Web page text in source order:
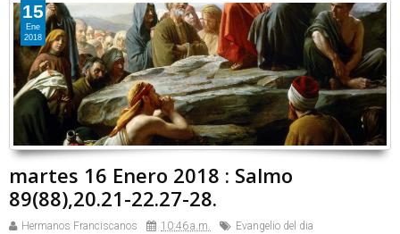
martes 16 Enero 2018 : Salmo
89(88),20.21-22.27-28.
Hermanos Franciscanos 10:46 a.m. Evangelio del dia
15
Ene
2018